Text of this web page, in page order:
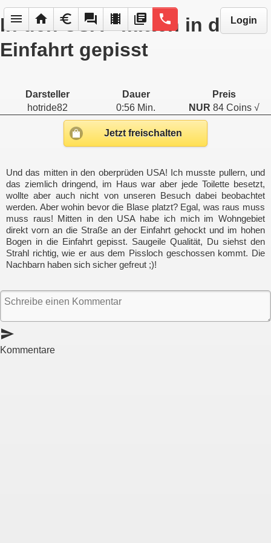
menu home euro forum local_movies library_books phone Login
In den USA - mitten in die
Einfahrt gepisst
Darsteller Dauer
Preis
hotride82
0:56 Min. NUR 84 Coins √
Jetzt freischalten
Und das mitten in den oberprüden USA! Ich musste pullern, und
das ziemlich dringend, im Haus war aber jede Toilette besetzt,
wollte aber auch nicht von unseren Besuch dabei beobachtet
werden. Aber wohin bevor die Blase platzt? Egal, was raus muss
muss raus! Mitten in den USA habe ich mich im Wohngebiet
direkt vorn an die Straße an der Einfahrt gehockt und im hohen
Bogen in die Einfahrt gepisst. Saugeile Qualität, Du siehst den
Strahl richtig, wie er aus dem Pissloch geschossen kommt. Die
Nachbarn haben sich sicher gefreut ;)!
send
Kommentare